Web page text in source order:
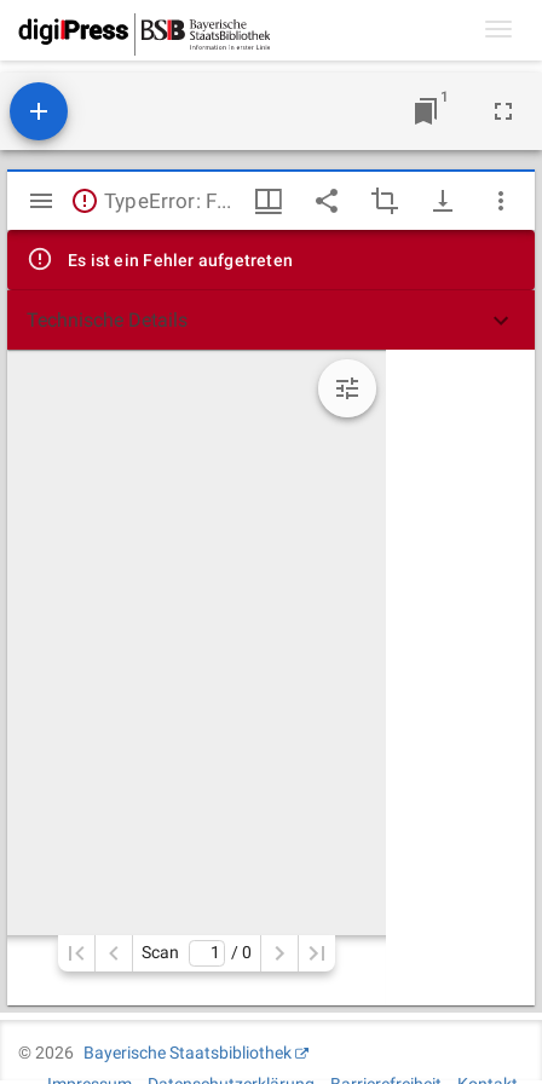
1
Mirador
Viewer
TypeError: Failed to fetch
Es ist ein Fehler aufgetreten
Technische Details
Scan / 0
©2026
Bayerische Staatsbibliothek